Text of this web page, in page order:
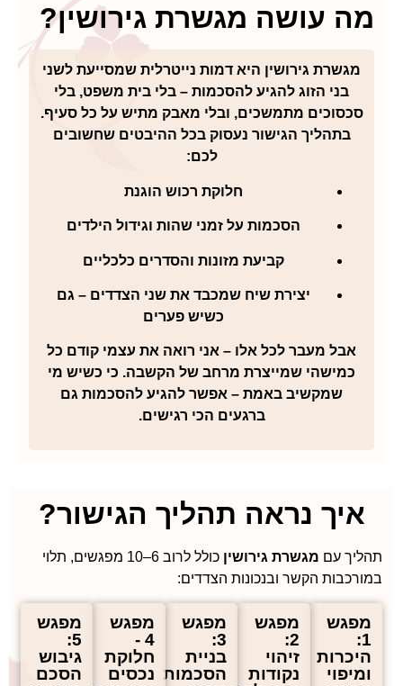
מה עושה מגשרת גירושין?
מגשרת גירושין היא דמות נייטרלית שמסייעת לשני
בני הזוג להגיע להסכמות – בלי בית משפט, בלי
סכסוכים מתמשכים, ובלי מאבק מתיש על כל סעיף.
בתהליך הגישור נעסוק בכל ההיבטים שחשובים
לכם:
חלוקת רכוש הוגנת
הסכמות על זמני שהות וגידול הילדים
קביעת מזונות והסדרים כלכליים
יצירת שיח שמכבד את שני הצדדים – גם
כשיש פערים
אבל מעבר לכל אלו – אני רואה את עצמי קודם כל
כמישהי שמייצרת מרחב של הקשבה. כי כשיש מי
שמקשיב באמת – אפשר להגיע להסכמות גם
ברגעים הכי רגישים.
איך נראה תהליך הגישור?
תהליך עם מגשרת גירושין
כולל לרוב 6–10 מפגשים, תלוי
במורכבות הקשר ובנכונות הצדדים:
מפגש
1:
היכרות
ומיפוי
מפגש
2:
זיהוי
נקודות
מפגש
3:
בניית
הסכמות
מפגש
4 -
חלוקת
נכסים
מפגש
5:
גיבוש
הסכם